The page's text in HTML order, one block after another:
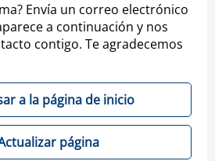
Envía un correo electrónico
a continuación y nos
contigo. Te agradecemos
a la página de inicio
página